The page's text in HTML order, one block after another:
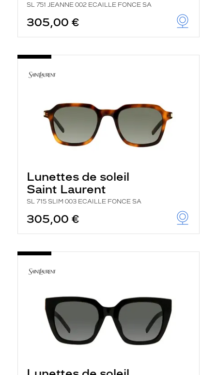
SL 751 JEANNE 002 ECAILLE FONCE SA
305,00 €
Lunettes de soleil
Saint Laurent
SL 715 SLIM 003 ECAILLE FONCE SA
305,00 €